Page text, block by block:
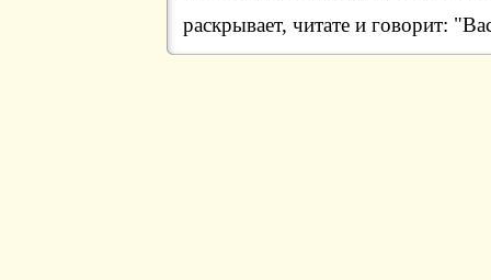
раскрывает, читате и говорит: